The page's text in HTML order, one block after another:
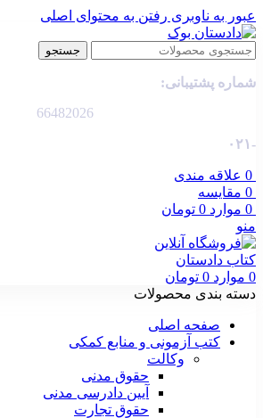
عبور به ناوبری رفتن به محتوای اصلی
جستجو
شماره پشتیبانی:
66482026
-۰۲۱
0 علاقه مندی
0 مقایسه
0 موارد 0 تومان
منو
0 موارد 0 تومان
دسته بندی محصولات
صفحه اصلی
کتب آزمونی و منابع کمکی
وکالت
حقوق مدنی
آیین دادرسی مدنی
حقوق تجارت